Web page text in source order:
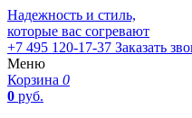
Надежность и стиль,
которые вас согревают
+7 495 120-17-37 Заказать
Меню
Корзина 0
0 руб.